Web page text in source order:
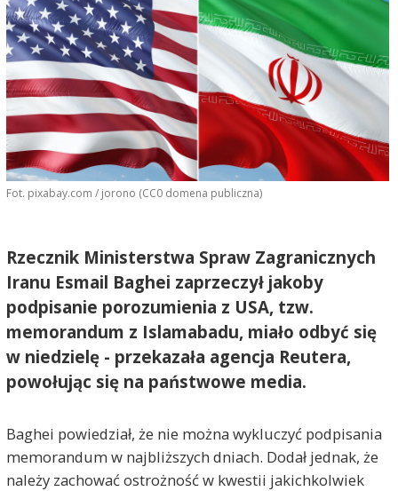
Fot. pixabay.com / jorono (CC0 domena publiczna)
Rzecznik Ministerstwa Spraw Zagranicznych
Iranu Esmail Baghei zaprzeczył jakoby
podpisanie porozumienia z USA, tzw.
memorandum z Islamabadu, miało odbyć się
w niedzielę - przekazała agencja Reutera,
powołując się na państwowe media.
Baghei powiedział, że nie można wykluczyć podpisania
memorandum w najbliższych dniach. Dodał jednak, że
należy zachować ostrożność w kwestii jakichkolwiek